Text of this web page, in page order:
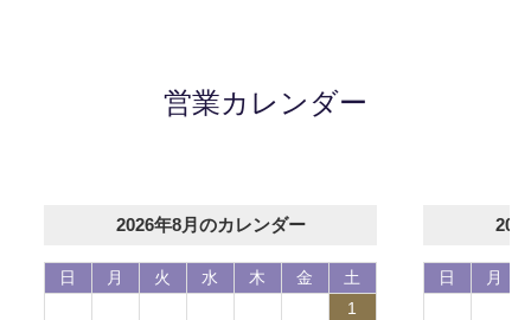
営業カレンダー
2026年8月のカレンダー
日 月 火 水 木 金
土
1
日 月